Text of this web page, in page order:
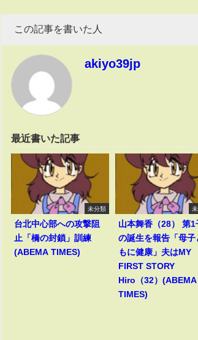
この記事を書いた人
akiyo39jp
最近書いた記事
未分類
台北中心部への攻撃阻
止「橋の封鎖」訓練
(ABEMA TIMES)
山本舞香（28） 第1
の誕生を報告「母子
もに健康」夫はMY
FIRST STORY
Hiro（32）(ABEMA
TIMES)